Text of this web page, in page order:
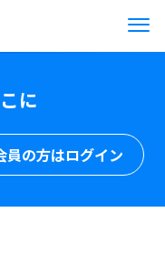
に
員の方はログイン